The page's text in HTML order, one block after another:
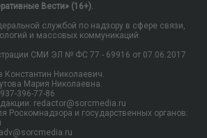
Вести» (16+).
службой по надзору в сфере связи,
и массовых коммуникаций
СМИ ЭЛ № ФС 77 - 69916 от 07.06.2017
Константин Николаевич.
Мария Николаевна.
396-77-86
redactor@sorcmedia.ru
Роскомнадзора и государственных органов: